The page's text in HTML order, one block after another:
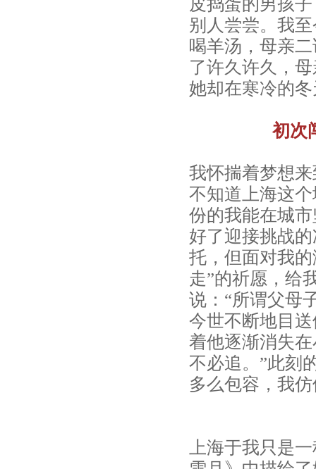
皮捣蛋的男孩
别人尝尝。我
喝羊汤，母亲
了许久许久，
她却在寒冷的
初次
我怀揣着梦想
不知道上海这
份的我能在城
好了迎接挑战
托，但面对我
走”的祈愿，给
说：“所谓父母
今世不断地目
着他逐渐消失
不必追。”此刻
多么包容，我
上海于我只是